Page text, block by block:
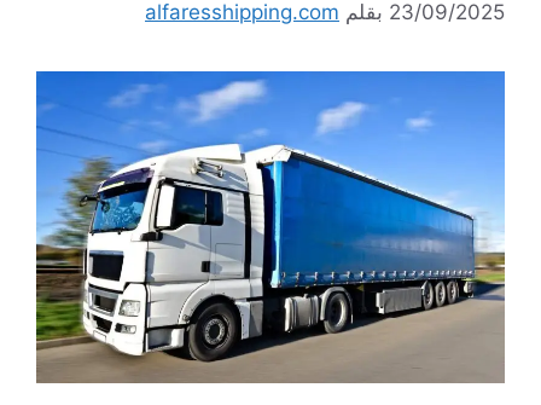
23/09/2025 بقلم alfaresshipping.com